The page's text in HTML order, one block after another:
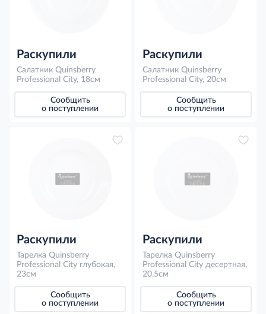
Раскупили
Салатник Quinsberry
Professional City, 18см
Сообщить
о поступлении
Раскупили
Салатник Quinsberry
Professional City, 20см
Сообщить
о поступлении
Раскупили
Тарелка Quinsberry
Professional City глубокая,
23см
Сообщить
о поступлении
Раскупили
Тарелка Quinsberry
Professional City десертная,
20.5см
Сообщить
о поступлении